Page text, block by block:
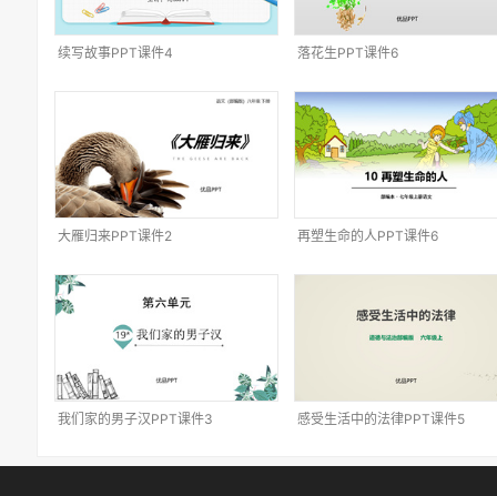
续写故事PPT课件4 落花生PPT课件6
大雁归来PPT课件2 再塑生命的人PPT课件6
我们家的男子汉PPT课件3 感受生活中的法律PPT课件5